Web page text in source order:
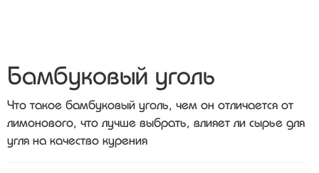
Бамбуковый уголь
Что такое бамбуковый уголь, чем он отличается от
лимонового, что лучше выбрать, влияет ли сырье для
угля на качество курения